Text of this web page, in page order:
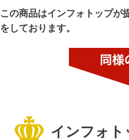
この商品はインフォトップが
をしております。
インフォト